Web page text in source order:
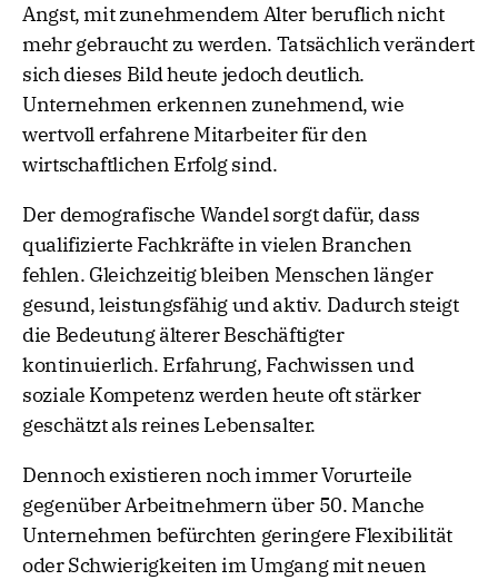
Angst, mit zunehmendem Alter beruflich nicht
mehr gebraucht zu werden. Tatsächlich verändert
sich dieses Bild heute jedoch deutlich.
Unternehmen erkennen zunehmend, wie
wertvoll erfahrene Mitarbeiter für den
wirtschaftlichen Erfolg sind.
Der demografische Wandel sorgt dafür, dass
qualifizierte Fachkräfte in vielen Branchen
fehlen. Gleichzeitig bleiben Menschen länger
gesund, leistungsfähig und aktiv. Dadurch steigt
die Bedeutung älterer Beschäftigter
kontinuierlich. Erfahrung, Fachwissen und
soziale Kompetenz werden heute oft stärker
geschätzt als reines Lebensalter.
Dennoch existieren noch immer Vorurteile
gegenüber Arbeitnehmern über 50. Manche
Unternehmen befürchten geringere Flexibilität
oder Schwierigkeiten im Umgang mit neuen